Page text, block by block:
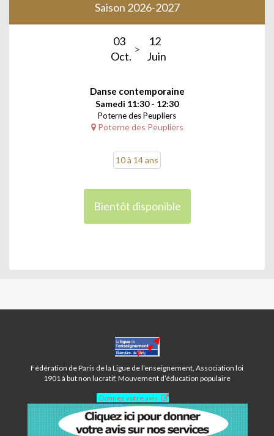
Saison 2026-2027
03
Oct.
12
Juin
Danse contemporaine
Samedi 11:30 - 12:30
Poterne des Peupliers
Poterne des Peupliers
10 à 14 ans
Bientôt disponible
CENTRE
POTERNE
DES
PEUPLIERS
PARIS
13ÈME
Fédération de Paris de la Ligue de l’enseignement, Association loi
1901 à but non lucratif, Mouvement d’éducation populaire
Donnez votre avis